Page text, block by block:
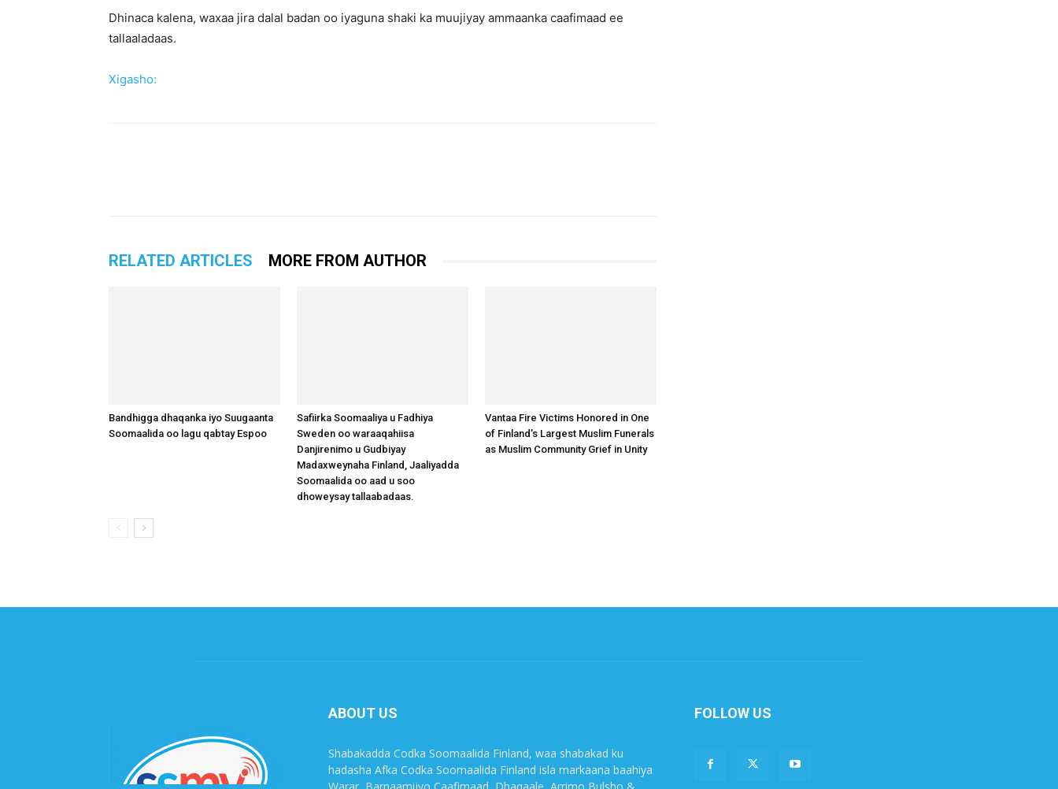
Dhinaca kalena, waxaa jira dalal badan oo iyaguna shaki ka muujiyay ammaanka caafimaad ee
tallaaladaas.
Xigasho:
RELATED ARTICLES MORE FROM AUTHOR
Bandhigga dhaqanka iyo Suugaanta
Soomaalida oo lagu qabtay Espoo
Safiirka Soomaaliya u Fadhiya
Sweden oo waraaqahiisa
Danjirenimo u Gudbiyay
Madaxweynaha Finland, Jaaliyadda
Soomaalida oo aad u soo
dhoweysay tallaabadaas.
Vantaa Fire Victims Honored in One
of Finland’s Largest Muslim Funerals
as Muslim Community Grief in Unity
ABOUT US
Shabakadda Codka Soomaalida Finland, waa shabakad ku
hadasha Afka Codka Soomaalida Finland isla markaana baahiya
FOLLOW US